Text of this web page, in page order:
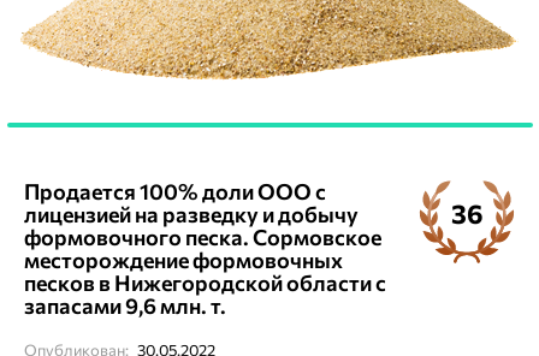
36
Продается 100% доли ООО с
лицензией на разведку и добычу
формовочного песка. Сормовское
месторождение формовочных
песков в Нижегородской области с
запасами 9,6 млн. т.
Опубликован: 30.05.2022